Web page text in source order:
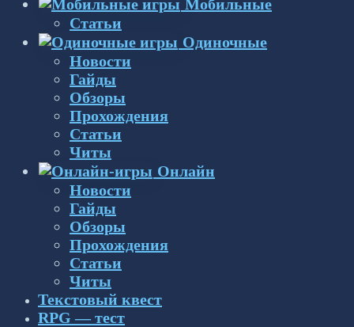
Мобильные
Статьи
Одиночные
Новости
Гайды
Обзоры
Прохождения
Статьи
Читы
Онлайн
Новости
Гайды
Обзоры
Прохождения
Статьи
Читы
Текстовый квест
RPG — тест